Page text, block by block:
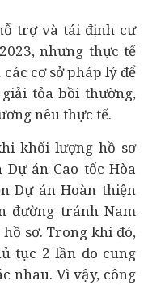
trợ và tái định cư
nhưng thực tế
cơ sở pháp lý để
tỏa bồi thường,
nêu thực tế.
khối lượng hồ sơ
án Cao tốc Hòa
Dự án Hoàn thiện
đường tránh Nam
sơ. Trong khi đó,
tục 2 lần do cung
nhau. Vì vậy, công